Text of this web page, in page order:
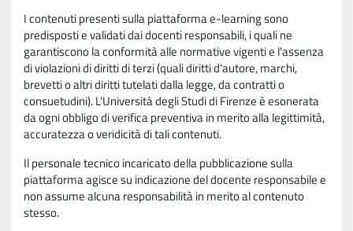
I contenuti presenti sulla piattaforma e-learning sono
predisposti e validati dai docenti responsabili, i quali ne
garantiscono la conformità alle normative vigenti e l'assenza
di violazioni di diritti di terzi (quali diritti d'autore, marchi,
brevetti o altri diritti tutelati dalla legge, da contratti o
consuetudini). L'Università degli Studi di Firenze è esonerata
da ogni obbligo di verifica preventiva in merito alla legittimità,
accuratezza o veridicità di tali contenuti.
Il personale tecnico incaricato della pubblicazione sulla
piattaforma agisce su indicazione del docente responsabile e
non assume alcuna responsabilità in merito al contenuto
stesso.